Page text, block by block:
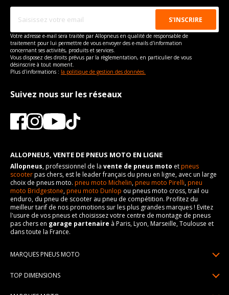
Votre adresse e-mail sera traitée par Allopneus en qualité de responsable de
traitement pour lui permettre de vous envoyer des e-mails d'information
concernant ses activités, produits et services.
Vous disposez des droits prévus par la règlementation, en particulier de vous
désinscrire à tout moment.
Plus d'informations : la politique de gestion des données.
Suivez nous sur les réseaux
ALLOPNEUS, VENTE DE PNEUS MOTO EN LIGNE
Allopneus, professionnel de la vente de pneus moto etpneus
scooterpas chers, est le leader français du pneu en ligne, avec un large
choix de pneus moto. pneu moto Michelin,pneu moto Pirelli,pneu
moto Bridgestone,pneu moto Dunlop ou pneus moto cross, trail ou
enduro, du pneu de scooter au pneu de compétition. Profitez du
meilleur tarif de nos promotions sur les plus grandes marques ! Evitez
l'usure de vos pneus et choisissez votre centre de montage de pneus
pas chers en garage partenaire à Paris, Lyon, Marseille, Toulouse et
dans toute la France.
MARQUES PNEUS MOTO
TOP DIMENSIONS